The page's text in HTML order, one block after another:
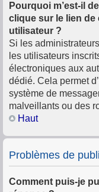
Pourquoi m’est-il
clique sur le lien de
utilisateur ?
Si les
les utilisateurs
électroniques aux
dédié. Cela permet
système de
malveillants ou des
Haut
Problèmes de
Comment puis-je